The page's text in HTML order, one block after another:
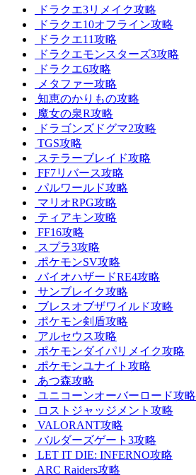
ドラクエ3リメイク攻略
ドラクエ10オフライン攻略
ドラクエ11攻略
ドラクエモンスターズ3攻略
ドラクエ6攻略
メタファー攻略
知恵のかりもの攻略
魔女の泉R攻略
ドラゴンズドグマ2攻略
TGS攻略
ステラーブレイド攻略
FF7リバース攻略
パルワールド攻略
マリオRPG攻略
ティアキン攻略
FF16攻略
スプラ3攻略
ポケモンSV攻略
バイオハザードRE4攻略
サンブレイク攻略
ブレスオブザワイルド攻略
ポケモン剣盾攻略
アルセウス攻略
ポケモンダイパリメイク攻略
ポケモンユナイト攻略
あつ森攻略
ユニコーンオーバーロード攻略
ロストジャッジメント攻略
VALORANT攻略
バルダーズゲート3攻略
LET IT DIE: INFERNO攻略
ARC Raiders攻略